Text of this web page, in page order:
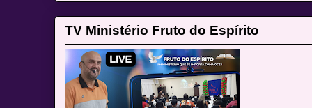
TV Ministério Fruto do Espírito